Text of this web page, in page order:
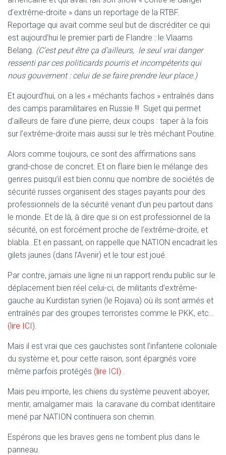
d’extrême-droite » dans un reportage de la RTBF.
Reportage qui avait comme seul but de discréditer ce qui
est aujourd’hui le premier parti de Flandre : le Vlaams
Belang. (C’est peut être ça d’ailleurs, le seul vrai danger
ressenti par ces politicards pourris et incompétents qui
nous gouvernent : celui de se faire prendre leur place.)
Et aujourd’hui, on a les « méchants fachos » entraînés dans
des camps paramilitaires en Russie !!! Sujet qui permet
d’ailleurs de faire d’une pierre, deux coups : taper à la fois
sur l’extrême-droite mais aussi sur le très méchant Poutine.
Alors comme toujours, ce sont des affirmations sans
grand-chose de concret. Et on flaire bien le mélange des
genres puisqu’il est bien connu que nombre de sociétés de
sécurité russes organisent des stages payants pour des
professionnels de la sécurité venant d’un peu partout dans
le monde. Et de là, à dire que si on est professionnel de la
sécurité, on est forcément proche de l’extrême-droite, et
blabla…Et en passant, on rappelle que NATION encadrait les
gilets jaunes (dans l’Avenir) et le tour est joué.
Par contre, jamais une ligne ni un rapport rendu public sur le
déplacement bien réel celui-ci, de militants d’extrême-
gauche au Kurdistan syrien (le Rojava) où ils sont armés et
entraînés par des groupes terroristes comme le PKK, etc…
(lire ICI).
Mais il est vrai que ces gauchistes sont l’infanterie coloniale
du système et, pour cette raison, sont épargnés voire
même parfois protégés (lire ICI) .
Mais peu importe, les chiens du système peuvent aboyer,
mentir, amalgamer mais la caravane du combat identitaire
mené par NATION continuera son chemin.
Espérons que les braves gens ne tombent plus dans le
panneau.